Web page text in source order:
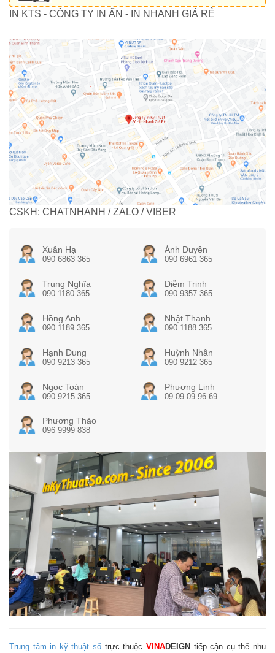
IN KTS - CÔNG TY IN ẤN - IN NHANH GIÁ RẺ
CSKH: CHATNHANH / ZALO / VIBER
Xuân Hạ
090 6863 365
Ánh Duyên
090 6961 365
Trung Nghĩa
090 1180 365
Diễm Trinh
090 9357 365
Hồng Anh
090 1189 365
Nhật Thanh
090 1188 365
Hạnh Dung
090 9213 365
Huỳnh Nhân
090 9212 365
Ngọc Toàn
090 9215 365
Phương Linh
09 09 09 96 69
Phương Thảo
096 9999 838
Trung tâm in kỹ thuật số trực thuộc VINADEIGN tiếp cận cụ thể nhu